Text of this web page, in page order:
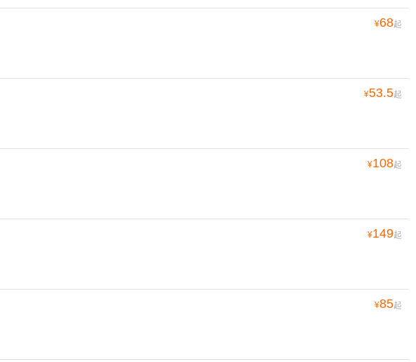
¥68起
¥53.5起
¥108起
¥149起
¥85起